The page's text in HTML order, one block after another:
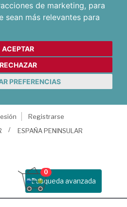
de marketing, para
sean más relevantes para
ACEPTAR
RECHAZAR
PREFERENCIAS
Registrarse
ESPAÑA PENINSULAR
Busqueda avanzada
0